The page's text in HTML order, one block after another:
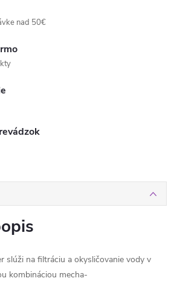
nad 50€
slúži na filtráciu a okysličovanie vody v
kombináciou mecha-